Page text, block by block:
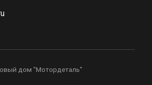
дом "Мотордеталь"